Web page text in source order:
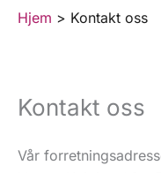
Hjem Kontakt oss
Kontakt oss
Vår